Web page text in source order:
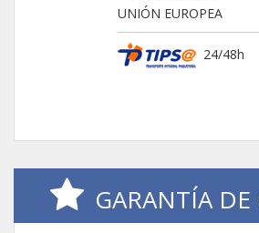
UNIÓN EUROPEA
24/48h
GARANTÍA